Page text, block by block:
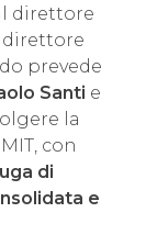
direttore
direttore
prevede
Santi e
la
con
di
e